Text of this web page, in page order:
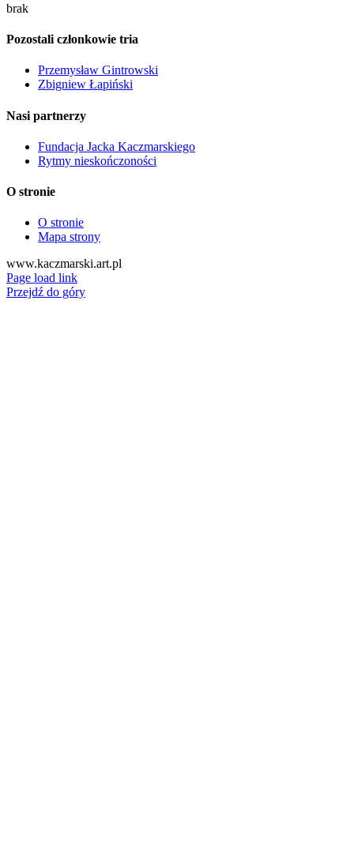
brak
Pozostali członkowie tria
Przemysław Gintrowski
Zbigniew Łapiński
Nasi partnerzy
Fundacja Jacka Kaczmarskiego
Rytmy nieskończoności
O stronie
O stronie
Mapa strony
www.kaczmarski.art.pl
Page load link
Przejdź do góry